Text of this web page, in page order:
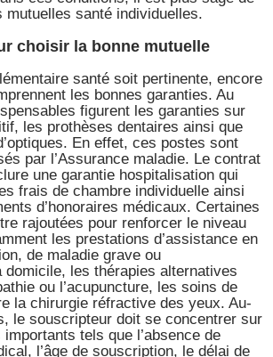
mutuelles santé individuelles.
choisir la bonne mutuelle
santé soit pertinente, encore
les bonnes garanties. Au
figurent les garanties sur
les prothèses dentaires ainsi que
En effet, ces postes sont
par l’Assurance maladie. Le contrat
une garantie hospitalisation qui
frais de chambre individuelle ainsi
d’honoraires médicaux. Certaines
rajoutées pour renforcer le niveau
les prestations d’assistance en
de maladie grave ou
domicile, les thérapies alternatives
ou l’acupuncture, les soins de
la chirurgie réfractive des yeux. Au-
le souscripteur doit se concentrer sur
importants tels que l’absence de
l’âge de souscription, le délai de